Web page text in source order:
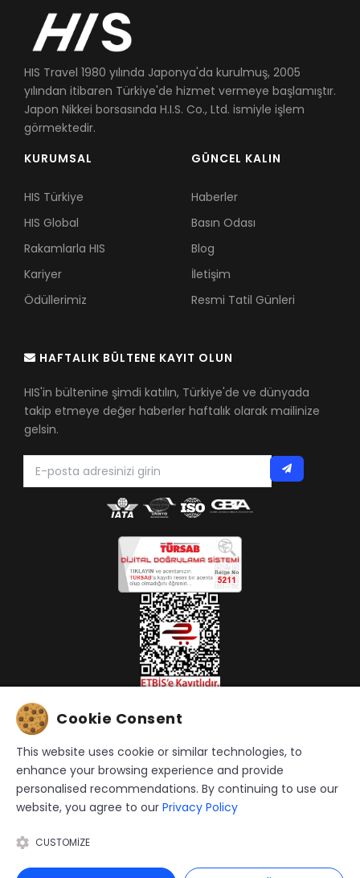
HIS Travel 1980 yılında Japonya'da kurulmuş, 2005
yılından itibaren Türkiye'de hizmet vermeye başlamıştır.
Japon Nikkei borsasında H.I.S. Co., Ltd. ismiyle işlem
görmektedir.
KURUMSAL
HIS Türkiye
HIS Global
Rakamlarla HIS
Kariyer
Ödüllerimiz
GÜNCEL KALIN
Haberler
Basın Odası
Blog
İletişim
Resmi Tatil Günleri
HAFTALIK BÜLTENE KAYIT OLUN
HIS'in bültenine şimdi katılın, Türkiye'de ve dünyada
takip etmeye değer haberler haftalık olarak mailinize
gelsin.
Gizlilik Politikası KVKK Başvuru
HIS Global web sitesinin tüm seyahat hizmetleri His
Uluslararası Turizm Sey. Acentası Ltd. Sti. tarafından
Cookie Consent
This website uses cookie or similar technologies, to
enhance your browsing experience and provide
personalised recommendations. By continuing to use our
website, you agree to our Privacy Policy
CUSTOMIZE